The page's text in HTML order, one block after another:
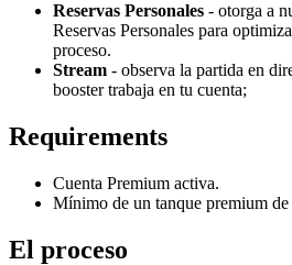
Reservas Personales - otorga a
Reservas Personales para
proceso.
Stream - observa la partida en
booster trabaja en tu cuenta;
Requirements
Cuenta Premium activa.
Mínimo de un tanque premium
El proceso